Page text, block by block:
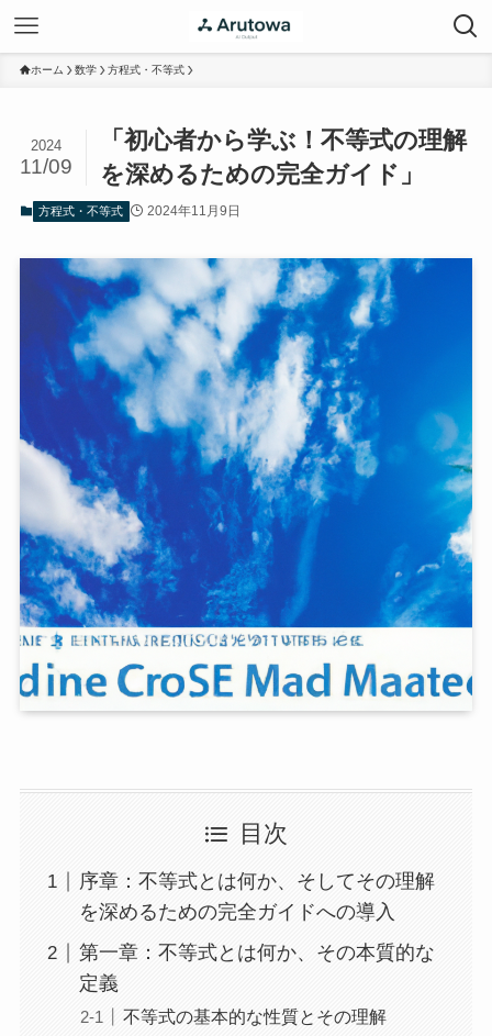
ホーム 数学 方程式・不等式
「初心者から学ぶ！不等式の理解
を深めるための完全ガイド」
2024
11/09
方程式・不等式 2024年11月9日
目次
序章：不等式とは何か、そしてその理解
を深めるための完全ガイドへの導入
第一章：不等式とは何か、その本質的な
定義
不等式の基本的な性質とその理解